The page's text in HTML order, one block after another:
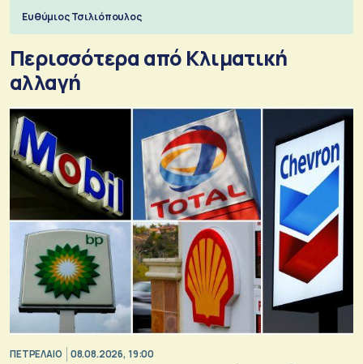
Ευθύμιος Τσιλιόπουλος
Περισσότερα από Κλιματική
αλλαγή
ΠΕΤΡΕΛΑΙΟ 08.08.2026, 19:00